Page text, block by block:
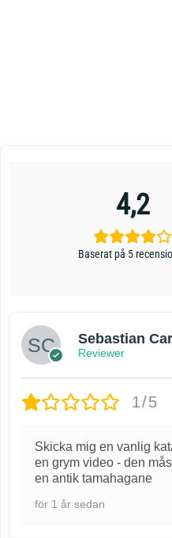
4,2
Baserat på 5
Sebastian
Reviewer
1/5
Skicka mig en vanlig
en grym video - den
en antik tamahagane
för 1 år sedan